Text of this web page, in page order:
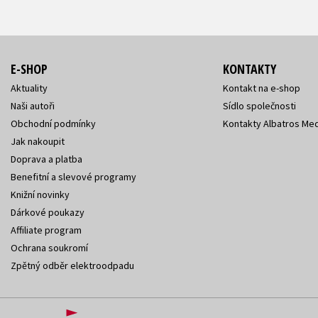
E-SHOP
Aktuality
Naši autoři
Obchodní podmínky
Jak nakoupit
Doprava a platba
Benefitní a slevové programy
Knižní novinky
Dárkové poukazy
Affiliate program
Ochrana soukromí
Zpětný odběr elektroodpadu
KONTAKTY
Kontakt na e-shop
Sídlo společnosti
Kontakty Albatros